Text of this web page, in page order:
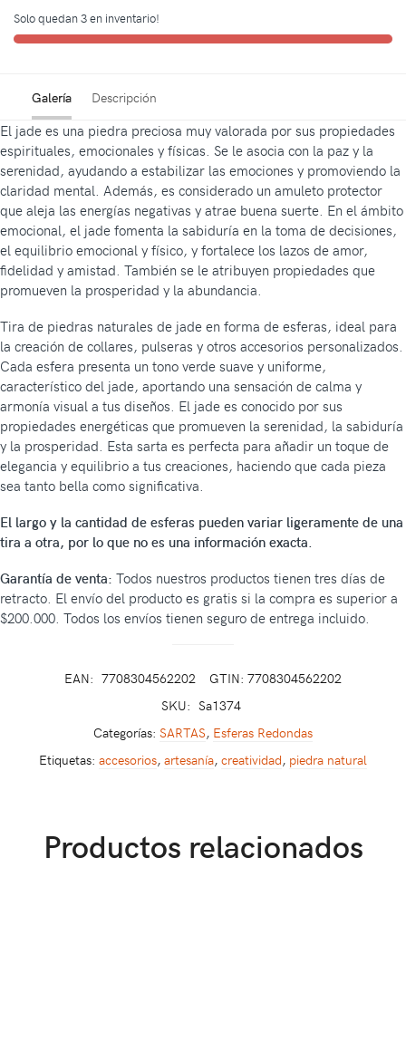
Solo quedan 3 en inventario!
Galería Descripción
El jade es una piedra preciosa muy valorada por sus propiedades
espirituales, emocionales y físicas. Se le asocia con la paz y la
serenidad, ayudando a estabilizar las emociones y promoviendo la
claridad mental. Además, es considerado un amuleto protector
que aleja las energías negativas y atrae buena suerte. En el ámbito
emocional, el jade fomenta la sabiduría en la toma de decisiones,
el equilibrio emocional y físico, y fortalece los lazos de amor,
fidelidad y amistad. También se le atribuyen propiedades que
promueven la prosperidad y la abundancia.
Tira de piedras naturales de jade en forma de esferas, ideal para
la creación de collares, pulseras y otros accesorios personalizados.
Cada esfera presenta un tono verde suave y uniforme,
característico del jade, aportando una sensación de calma y
armonía visual a tus diseños. El jade es conocido por sus
propiedades energéticas que promueven la serenidad, la sabiduría
y la prosperidad. Esta sarta es perfecta para añadir un toque de
elegancia y equilibrio a tus creaciones, haciendo que cada pieza
sea tanto bella como significativa.
El largo y la cantidad de esferas pueden variar ligeramente de una
tira a otra, por lo que no es una información exacta.
Garantía de venta: Todos nuestros productos tienen tres días de
retracto. El envío del producto es gratis si la compra es superior a
$200.000. Todos los envíos tienen seguro de entrega incluido.
EAN: 7708304562202
GTIN: 7708304562202
SKU: Sa1374
Categorías: SARTAS, Esferas Redondas
Etiquetas: accesorios, artesanía, creatividad, piedra natural
Productos relacionados